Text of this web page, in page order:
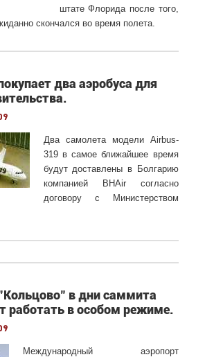
штате Флорида после того,
скончался во время полета.
два аэробуса для
Два самолета модели Airbus-
319 в самое ближайшее время
будут доставлены в Болгарию
компанией BHAir согласно
договору с Министерством
в дни саммита
работать в особом режиме.
Международный аэропорт